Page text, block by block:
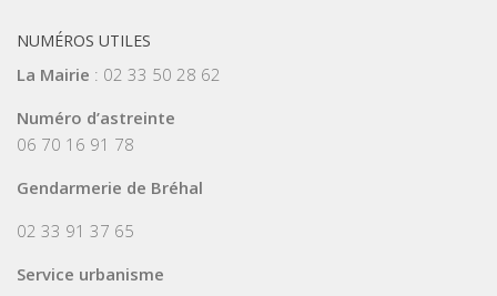
NUMÉROS UTILES
La Mairie : 02 33 50 28 62
Numéro d’astreinte
06 70 16 91 78
Gendarmerie de Bréhal
02 33 91 37 65
Service urbanisme